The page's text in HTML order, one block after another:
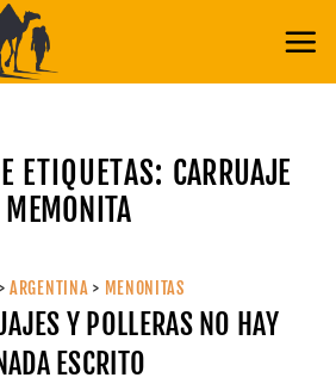
ETIQUETAS: CARRUAJE
MEMONITA
>ARGENTINA > MENONITAS
Y POLLERAS NO HAY
ESCRITO